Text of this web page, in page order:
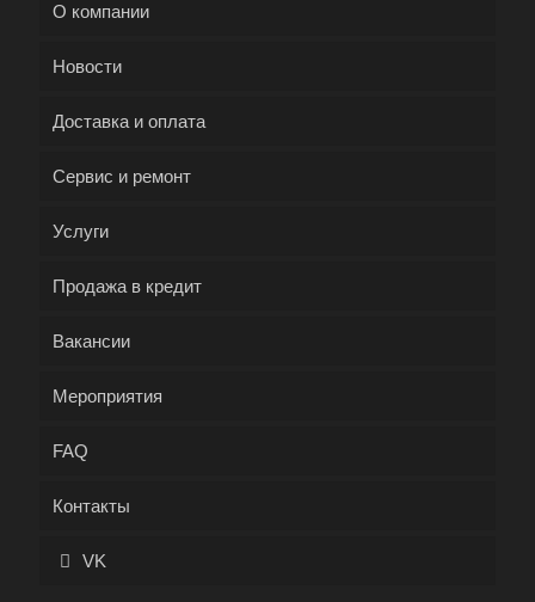
О компании
Новости
Доставка и оплата
Сервис и ремонт
Услуги
Продажа в кредит
Вакансии
Мероприятия
FAQ
Контакты
VK